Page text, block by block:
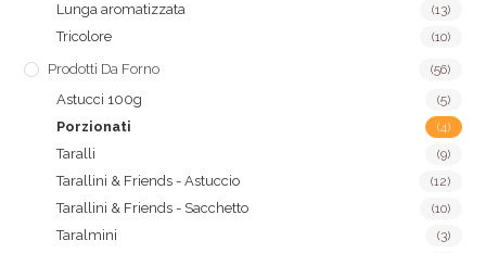
Lunga aromatizzata (13)
Tricolore (10)
Prodotti Da Forno (56)
Astucci 100g (5)
Porzionati (4)
Taralli (9)
Tarallini & Friends - Astuccio (12)
Tarallini & Friends - Sacchetto (10)
Taralmini (3)